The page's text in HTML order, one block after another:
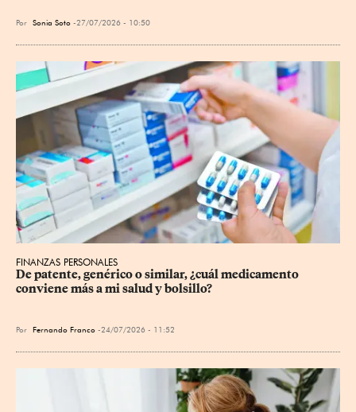
Por Sonia Soto 27/07/2026 - 10:50
FINANZAS PERSONALES
De patente, genérico o similar, ¿cuál medicamento
conviene más a mi salud y bolsillo?
Por Fernando Franco 24/07/2026 - 11:52